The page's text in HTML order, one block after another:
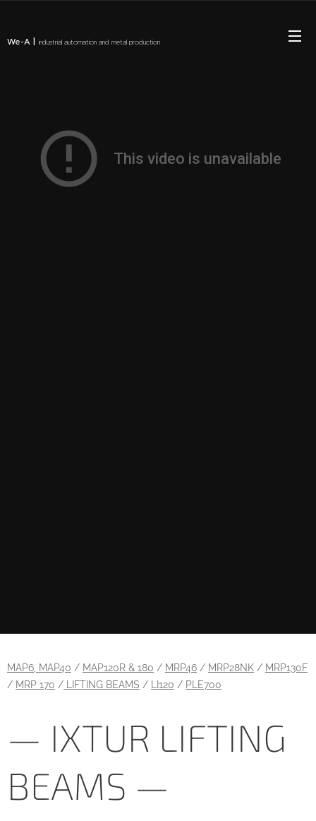
We-A | industrial automation and metal production
MAP6, MAP40 / MAP120R & 180 / MRP46 / MRP28NK / MRP130F
/ MRP 170 / LIFTING BEAMS / LI120 / PLE700
— IXTUR LIFTING
BEAMS —